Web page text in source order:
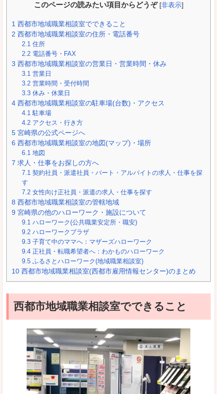
このページの読みたい項目からどうぞ [非表示]
1 西都市地域職業相談室でできること
2 西都市地域職業相談室の住所・電話番号
2.1 住所
2.2 電話番号・FAX
3 西都市地域職業相談室の営業日・営業時間・休み
3.1 営業日
3.2 営業時間・受付時間
3.3 休み・休業日
4 西都市地域職業相談室の駐車場(台数)・アクセス
4.1 駐車場
4.2 アクセス・行き方
5 宮崎県の公式ページへ
6 西都市地域職業相談室の地図(マップ)・場所
6.1 地図
7 求人・仕事をお探しの方へ
7.1 契約社員・派遣社員・パート・アルバイトの求人・仕事を探
す
7.2 女性向け正社員・派遣の求人・仕事を探す
8 西都市地域職業相談室の管轄地域
9 宮崎県の他のハローワーク・施設について
9.1 ハローワーク(公共職業安定所・職安)
9.2 ハローワークプラザ
9.3 子育て中のママへ：マザーズハローワーク
9.4 正社員・転職希望者へ：わかものハローワーク
9.5 ふるさとハローワーク(地域職業相談室)
10 西都市地域職業相談室(西都市雇用情報センター)のまとめ
西都市地域職業相談室でできること